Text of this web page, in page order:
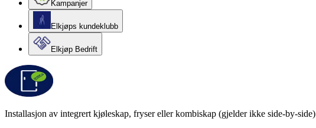
Kampanjer
Elkjøps kundeklubb
Elkjøp Bedrift
Installasjon av integrert kjøleskap, fryser eller kombiskap (gjelder ikke side-by-side)